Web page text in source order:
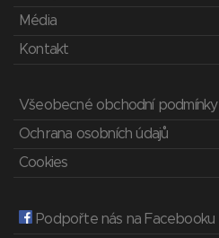
Média
Kontakt
Všeobecné obchodní podmínky
Ochrana osobních údajů
Cookies
Podpořte nás na Facebooku